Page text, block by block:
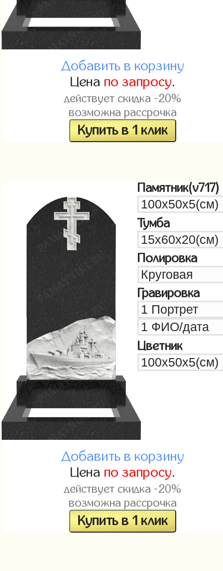
Добавить в корзину
Цена по запросу.
действует скидка -20%
возможна рассрочка
Купить в 1 клик
Памятник(v717)
Тумба
Полировка
Гравировка
Цветник
Добавить в корзину
Цена по запросу.
действует скидка -20%
возможна рассрочка
Купить в 1 клик